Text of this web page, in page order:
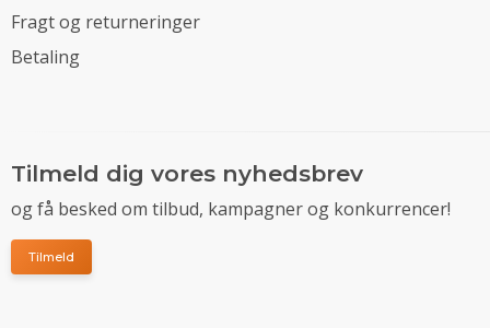
Fragt og returneringer
Betaling
Tilmeld dig vores nyhedsbrev
og få besked om tilbud, kampagner og konkurrencer!
Tilmeld